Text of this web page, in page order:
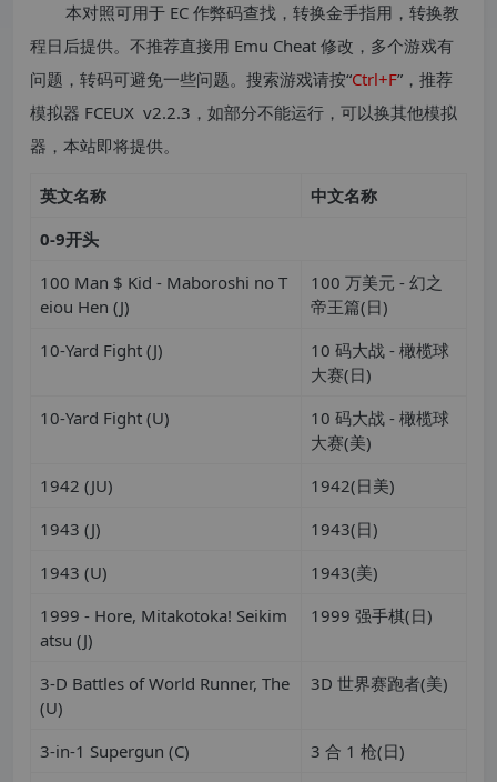
本对照可用于 EC 作弊码查找，转换金手指用，转换教
程日后提供。不推荐直接用 Emu Cheat 修改，多个游戏有
问题，转码可避免一些问题。搜索游戏请按“Ctrl+F”，推荐
模拟器 FCEUX v2.2.3，如部分不能运行，可以换其他模拟
器，本站即将提供。
英文名称
中文名称
0-9开头
100 Man $ Kid - Maboroshi no T
eiou Hen (J)
100 万美元 - 幻之
帝王篇(日)
10-Yard Fight (J)
10 码大战 - 橄榄球
大赛(日)
10-Yard Fight (U)
10 码大战 - 橄榄球
大赛(美)
1942 (JU)
1942(日美)
1943 (J)
1943(日)
1943 (U)
1943(美)
1999 - Hore, Mitakotoka! Seikim
atsu (J)
1999 强手棋(日)
3-D Battles of World Runner, The
(U)
3D 世界赛跑者(美)
3-in-1 Supergun (C)
3 合 1 枪(日)